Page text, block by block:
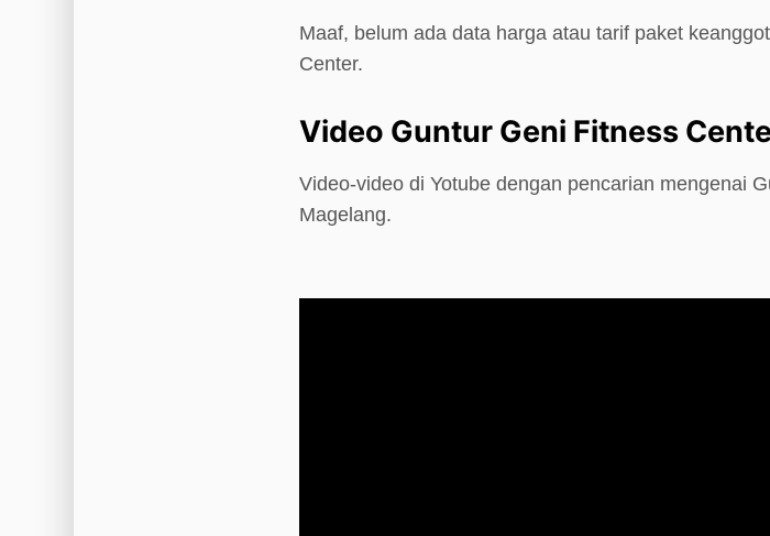
Maaf, belum ada data harga atau tarif paket
Center.
Video Guntur Geni Fitness
Video-video di Yotube dengan pencarian mengenai
Magelang.